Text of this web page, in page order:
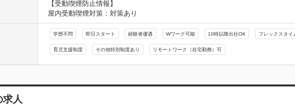
【受動喫煙防止情報】
屋内受動喫煙対策：対策あり
学歴不問 即日スタート 経験者優遇 Wワーク可能 10時以降出社OK フレックスタイ
育児支援制度 その他特別制度あり リモートワーク（在宅勤務）可
人